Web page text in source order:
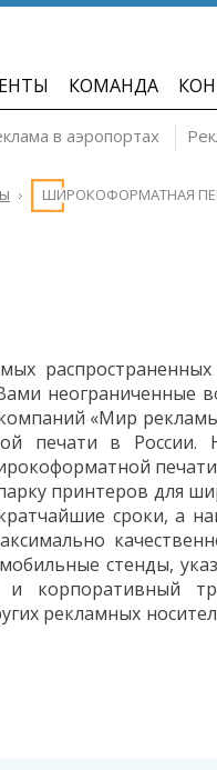
КОМАНДА
в аэропортах
ШИРОКОФОРМАТНАЯ
неограниченные
«Мир
й печати в России.
принтеров для
сроки, а
стенды,
и корпоративный
рекламных